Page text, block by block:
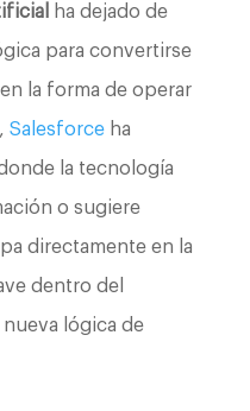
ha dejado de
para convertirse
la forma de operar
Salesforceha
la tecnología
o sugiere
directamente en la
dentro del
lógica de